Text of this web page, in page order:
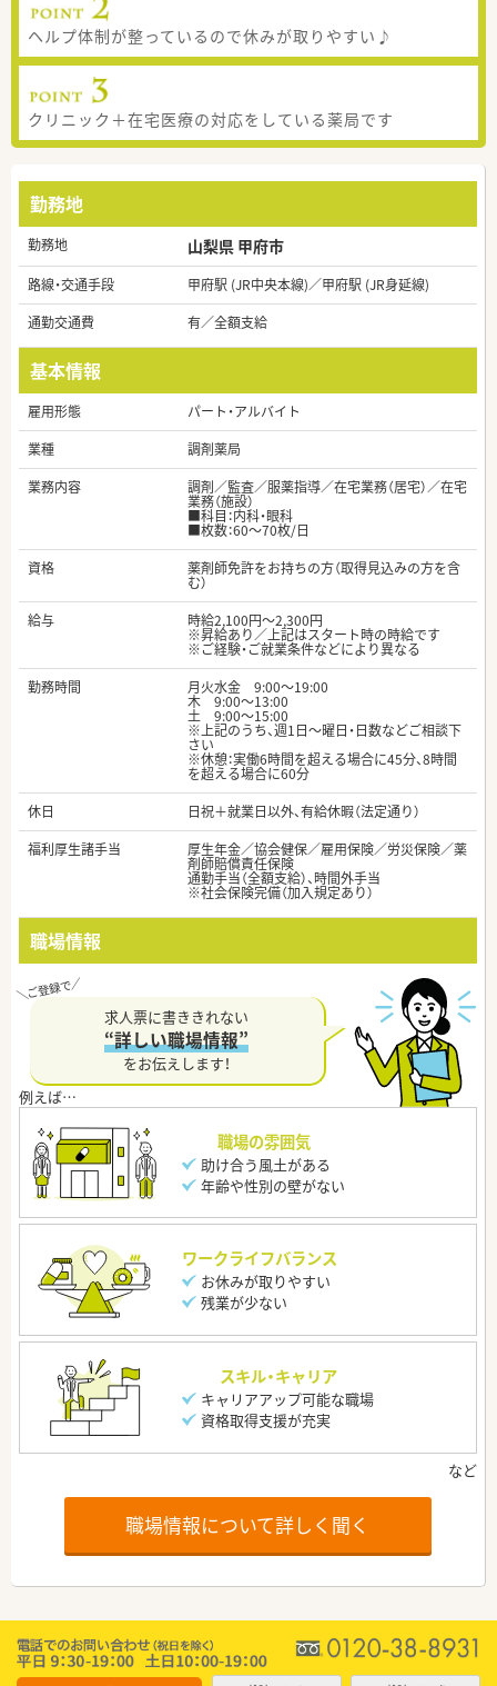
ヘルプ体制が整っているので休みが取りやすい♪
クリニック＋在宅医療の対応をしている薬局です
勤務地
勤務地 山梨県 甲府市
路線・交通手段
甲府駅 (JR中央本線)／甲府駅 (JR身延線)
通勤交通費
有／全額支給
基本情報
雇用形態
パート・アルバイト
業種
調剤薬局
業務内容
調剤／監査／服薬指導／在宅業務（居宅）／在宅
業務（施設）
■科目：内科・眼科
■枚数：60～70枚/日
資格
薬剤師免許をお持ちの方（取得見込みの方を含
む）
給与
時給2,100円～2,300円
※昇給あり／上記はスタート時の時給です
※ご経験・ご就業条件などにより異なる
勤務時間
月火水金 9:00～19:00
木 9:00～13:00
土 9:00～15:00
※上記のうち、週1日～曜日・日数などご相談下
さい
※休憩：実働6時間を超える場合に45分、8時間
を超える場合に60分
休日
日祝＋就業日以外、有給休暇（法定通り）
福利厚生諸手当
厚生年金／協会健保／雇用保険／労災保険／薬
剤師賠償責任保険
通勤手当（全額支給）、時間外手当
※社会保険完備（加入規定あり）
職場情報
求人票に書ききれない
“詳しい職場情報”
をお伝えします！
職場の雰囲気
助け合う風土がある
年齢や性別の壁がない
ワークライフバランス
お休みが取りやすい
残業が少ない
スキル・キャリア
キャリアアップ可能な職場
資格取得支援が充実
職場情報について詳しく聞く